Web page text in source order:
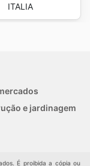
ITALIA
e jardinagem
É proibida a cópia ou